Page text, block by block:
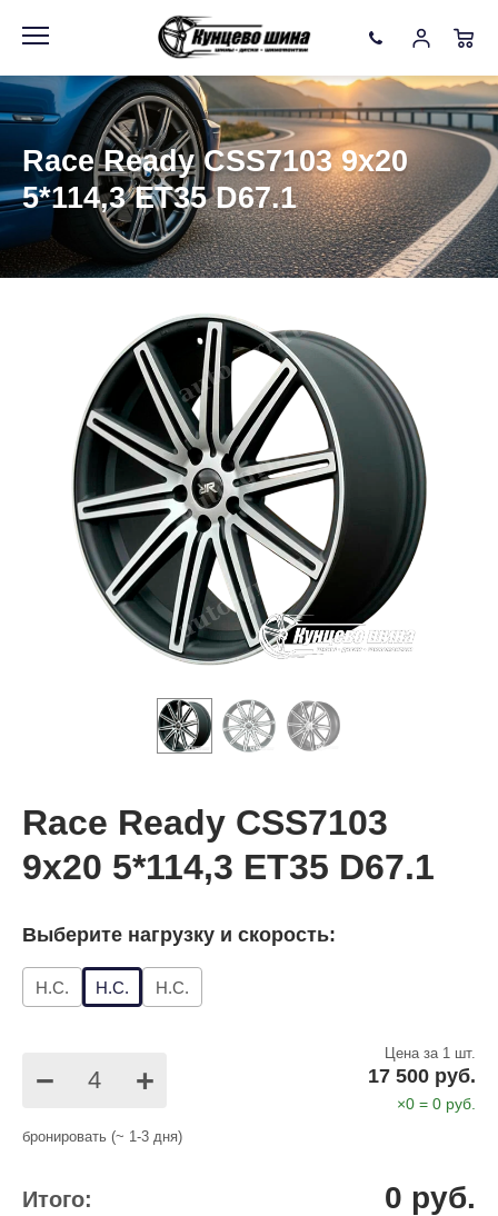
Race Ready CSS7103 9x20
5*114,3 ET35 D67.1
Race Ready CSS7103
9x20 5*114,3 ET35 D67.1
Выберите нагрузку и скорость:
Н.С. Н.С. Н.С.
− +
Цена за 1 шт.
17 500 руб.
×0 = 0 руб.
бронировать (~ 1-3 дня)
Итого: 0 руб.
Информация Фото товара